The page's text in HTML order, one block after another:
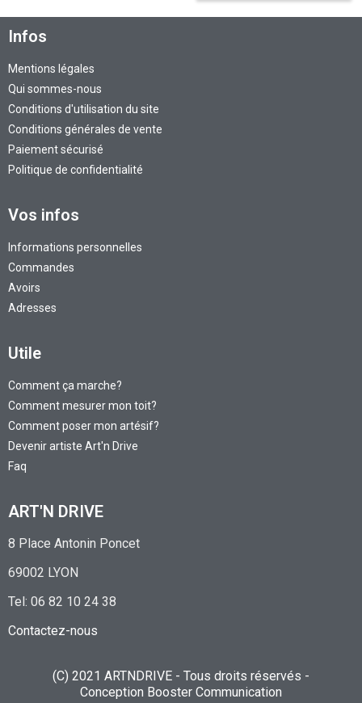
Infos
Mentions légales
Qui sommes-nous
Conditions d'utilisation du site
Conditions générales de vente
Paiement sécurisé
Politique de confidentialité
Vos infos
Informations personnelles
Commandes
Avoirs
Adresses
Utile
Comment ça marche?
Comment mesurer mon toit?
Comment poser mon artésif?
Devenir artiste Art'n Drive
Faq
ART'N DRIVE
8 Place Antonin Poncet
69002 LYON
Tel: 06 82 10 24 38
Contactez-nous
(C) 2021 ARTNDRIVE - Tous droits réservés -
Conception Booster Communication